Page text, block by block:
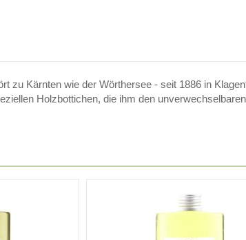
zu Kärnten wie der Wörthersee - seit 1886 in
Holzbottichen, die ihm den